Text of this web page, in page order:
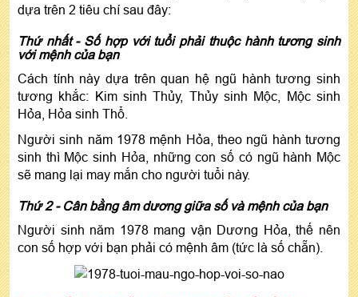
dựa trên 2 tiêu chí sau đây:
Thứ nhất - Số hợp với tuổi phải thuộc hành tương sinh
với mệnh của bạn
Cách tính này dựa trên quan hệ ngũ hành tương sinh
tương khắc: Kim sinh Thủy, Thủy sinh Mộc, Mộc sinh
Hỏa, Hỏa sinh Thổ.
Người sinh năm 1978 mệnh Hỏa, theo ngũ hành tương
sinh thì Mộc sinh Hỏa, những con số có ngũ hành Mộc
sẽ mang lại may mắn cho người tuổi này.
Thứ 2 - Cân bằng âm dương giữa số và mệnh của bạn
Người sinh năm 1978 mang vận Dương Hỏa, thế nên
con số hợp với bạn phải có mệnh âm (tức là số chẵn).